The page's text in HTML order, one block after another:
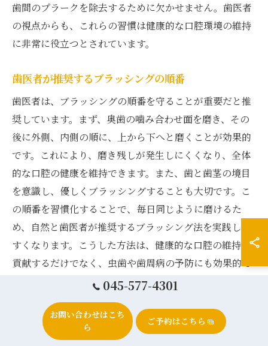
歯間のプラークを除去するために欠かせません。歯医者
の視点からも、これらの習慣は健康的な口腔環境の維持
に非常に役立つとされています。
歯医者が推奨するブラッシングの順番
歯医者は、ブラッシングの順番を守ることが重要だと推
奨しています。まず、奥歯の噛み合わせ面を磨き、その
後に外側、内側の順に、上から下へと磨くことが効果的
です。これにより、磨き残しが発生しにくくなり、全体
的な口腔の健康を維持できます。また、歯と歯茎の境目
を意識し、優しくブラッシングすることも大切です。こ
の順番を習慣化することで、毎日同じように磨けるた
め、自然と歯医者が推奨するブラッシング法を実践しや
すくなります。こうした方法は、健康的な口腔の維持に
貢献するだけでなく、虫歯や歯周病の予防にも効果的で
歯医者が指導する歯周病予防のための
045-577-4301
お問い合わせはこち
ら
ご予約はこちら